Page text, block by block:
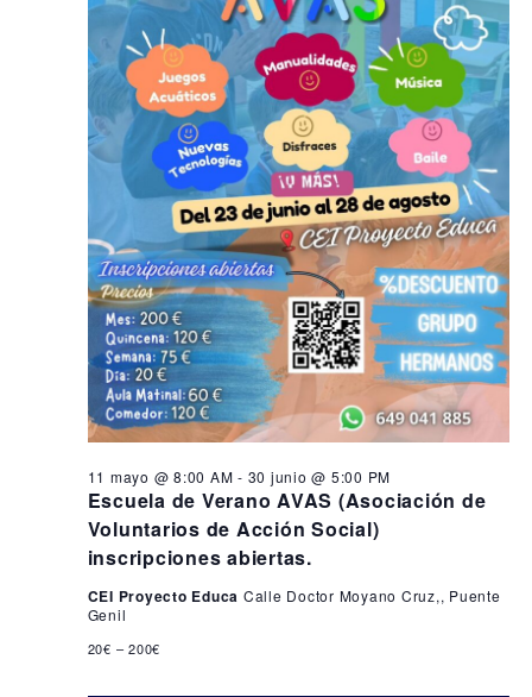
ó
n
d
e
b
ú
s
q
u
e
d
a
v
t
n
d
e
v
s
t
a
s
d
e
E
v
n
Escuela de Verano AVAS (Asociación de
Voluntarios de Acción Social)
inscripciones abiertas.
11 mayo @ 8:00 AM - 30 junio @ 5:00 PM
CEI Proyecto Educa Calle Doctor Moyano Cruz,, Puente
Genil
20€ – 200€